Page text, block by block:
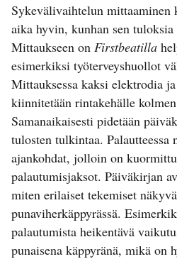
Sykevälivaihtelun mittaaminen
aika hyvin, kunhan sen
Mittaukseen on Firstbeatilla
esimerkiksi työterveyshuollot
Mittauksessa kaksi elektrodia
kiinnitetään rintakehälle
Samanaikaisesti pidetään
tulosten tulkintaa. Palautteessa
ajankohdat, jolloin on
palautumisjaksot. Päiväkirjan
miten erilaiset tekemiset
punaviherkäppyrässä.
palautumista heikentävä
punaisena käppyränä, mikä on